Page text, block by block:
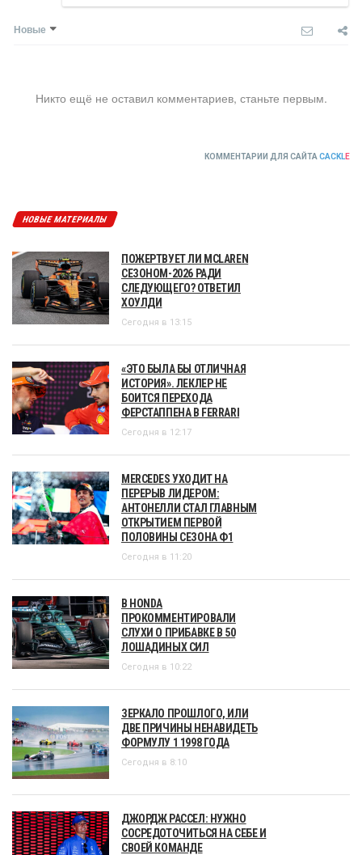
Новые
Никто ещё не оставил комментариев, станьте первым.
КОММЕНТАРИИ ДЛЯ САЙТА CACKLE
НОВЫЕ МАТЕРИАЛЫ
ПОЖЕРТВУЕТ ЛИ MCLAREN
СЕЗОНОМ-2026 РАДИ
СЛЕДУЮЩЕГО? ОТВЕТИЛ
ХОУЛДИ
Сегодня в 13:15
«ЭТО БЫЛА БЫ ОТЛИЧНАЯ
ИСТОРИЯ». ЛЕКЛЕР НЕ
БОИТСЯ ПЕРЕХОДА
ФЕРСТАППЕНА В FERRARI
Сегодня в 12:17
MERCEDES УХОДИТ НА
ПЕРЕРЫВ ЛИДЕРОМ:
АНТОНЕЛЛИ СТАЛ ГЛАВНЫМ
ОТКРЫТИЕМ ПЕРВОЙ
ПОЛОВИНЫ СЕЗОНА Ф1
Сегодня в 11:20
В HONDA
ПРОКОММЕНТИРОВАЛИ
СЛУХИ О ПРИБАВКЕ В 50
ЛОШАДИНЫХ СИЛ
Сегодня в 10:22
ЗЕРКАЛО ПРОШЛОГО, ИЛИ
ДВЕ ПРИЧИНЫ НЕНАВИДЕТЬ
ФОРМУЛУ 1 1998 ГОДА
Сегодня в 8:10
ДЖОРДЖ РАССЕЛ: НУЖНО
СОСРЕДОТОЧИТЬСЯ НА СЕБЕ И
СВОЕЙ КОМАНДЕ